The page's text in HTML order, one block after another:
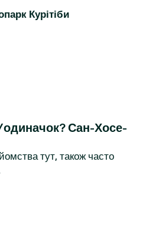
Курітіби
Сан-Хосе-
тут, також часто